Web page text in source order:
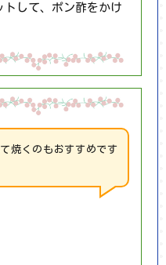
して、ポン酢をかけ
焼くのもおすすめです